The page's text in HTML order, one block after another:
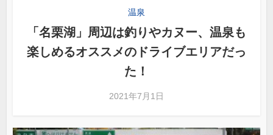
温泉
「名栗湖」周辺は釣りやカヌー、温泉も
楽しめるオススメのドライブエリアだっ
た！
2021年7月1日